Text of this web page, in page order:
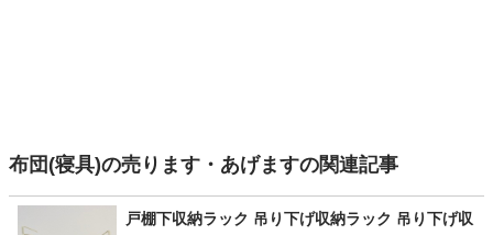
布団(寝具)の売ります・あげますの関連記事
戸棚下収納ラック 吊り下げ収納ラック 吊り下げ収